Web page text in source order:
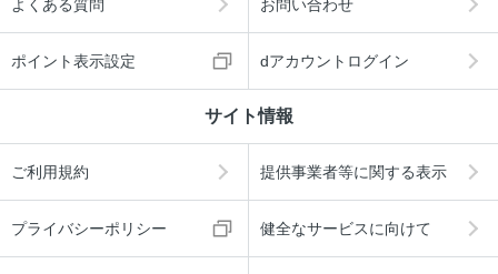
よくある質問 お問い合わせ
ポイント表示設定 dアカウントログイン
サイト情報
ご利用規約 提供事業者等に関する表示
プライバシーポリシー 健全なサービスに向けて